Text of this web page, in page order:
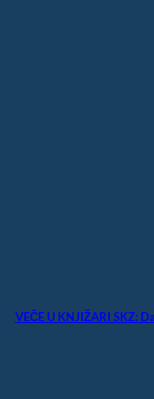
VEČE U KNJIŽARI SKZ: